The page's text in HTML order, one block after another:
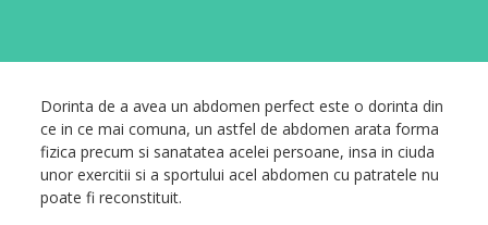
Dorinta de a avea un abdomen perfect este o dorinta din
ce in ce mai comuna, un astfel de abdomen arata forma
fizica precum si sanatatea acelei persoane, insa in ciuda
unor exercitii si a sportului acel abdomen cu patratele nu
poate fi reconstituit.